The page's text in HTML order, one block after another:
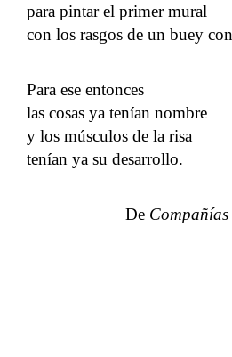
para pintar el primer mural
con los rasgos de un buey
Para ese entonces
las cosas ya tenían nombre
y los músculos de la risa
tenían ya su desarrollo.
De